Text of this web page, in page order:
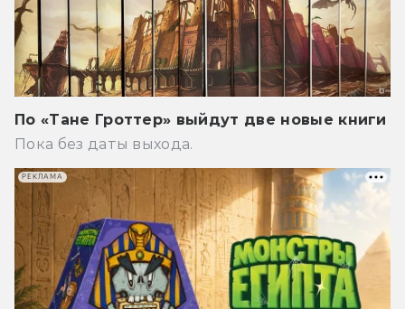
По «Тане Гроттер» выйдут две новые книги
Пока без даты выхода.
РЕКЛАМА